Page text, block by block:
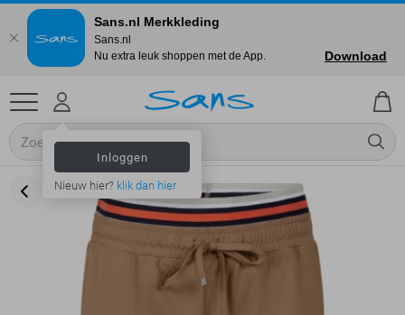
Inloggen
Nieuw hier? klik dan hier
Sans.nl Merkkleding
Sans.nl
Nu extra leuk shoppen met de App.
Download